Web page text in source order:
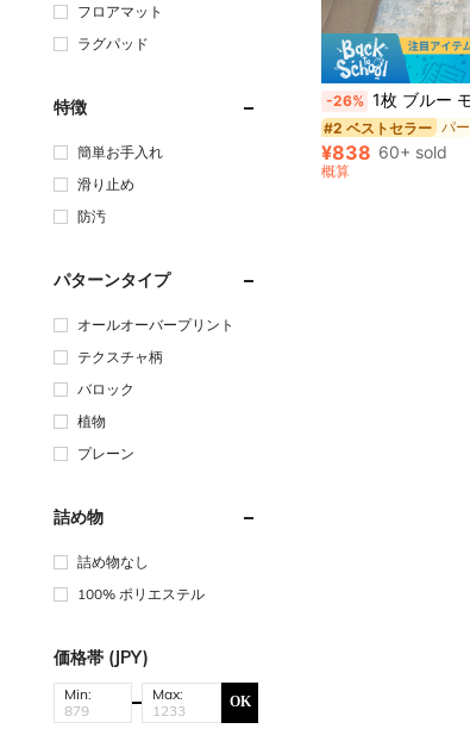
フロアマット
ラグパッド
特徴
簡単お手入れ
滑り止め
防汚
パターンタイプ
オールオーバープリント
テクスチャ柄
バロック
植物
プレーン
詰め物
詰め物なし
100% ポリエステル
価格帯 (JPY)
Min: Max: OK
-26% 1枚 ブルー モダンミニマリストスタイル フラグ ラグ、850g/m² 厚さ0.5cm長方
#2 ベストセラー
¥838 60+ sold
概算